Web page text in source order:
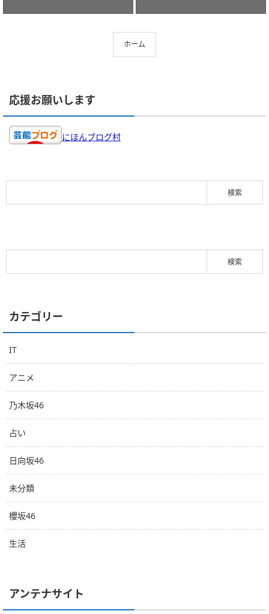
ホーム
応援お願いします
にほんブログ村
カテゴリー
IT
アニメ
乃木坂46
占い
日向坂46
未分類
櫻坂46
生活
アンテナサイト